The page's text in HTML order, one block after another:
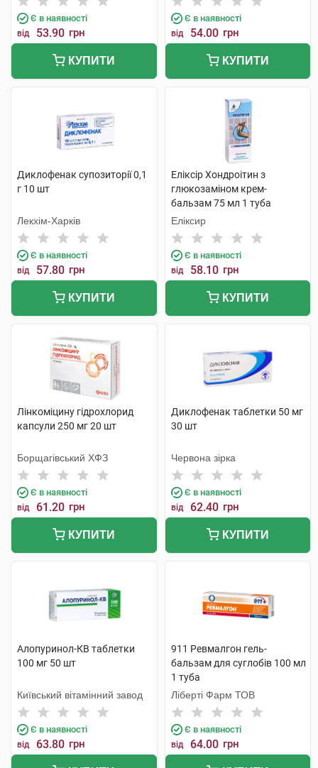
Є в наявності
від 53.90 грн
КУПИТИ
Є в наявності
від 54.00 грн
КУПИТИ
Диклофенак супозиторії 0,1
г 10 шт
Лекхім-Харків
Є в наявності
від 57.80 грн
КУПИТИ
Еліксір Хондроітин з
глюкозаміном крем-
бальзам 75 мл 1 туба
Еліксир
Є в наявності
від 58.10 грн
КУПИТИ
Лінкоміцину гідрохлорид
капсули 250 мг 20 шт
Борщагівський ХФЗ
Є в наявності
від 61.20 грн
КУПИТИ
Диклофенак таблетки 50 мг
30 шт
Червона зірка
Є в наявності
від 62.40 грн
КУПИТИ
Алопуринол-КВ таблетки
100 мг 50 шт
Київський вітамінний завод
Є в наявності
від 63.80 грн
911 Ревмалгон гель-
бальзам для суглобів 100 мл
1 туба
Ліберті Фарм ТОВ
Є в наявності
від 64.00 грн